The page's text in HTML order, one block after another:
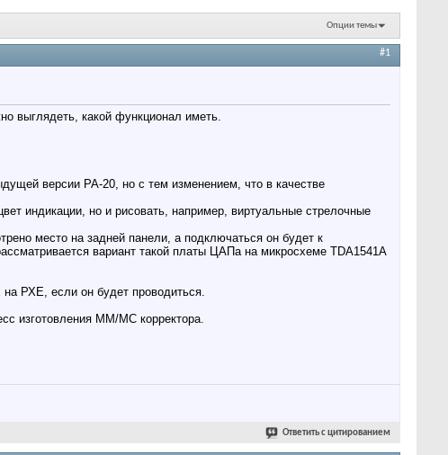
Опции темы
#1
выглядеть, какой функционал иметь.
версии PA-20, но с тем изменением, что в качестве
индикации, но и рисовать, например, виртуальные стрелочные
место на задней панели, а подключаться он будет к
вариант такой платы ЦАПа на микросхеме TDA1541A
РХЕ, если он будет проводиться.
изготовления ММ/МС корректора.
Ответить с цитированием